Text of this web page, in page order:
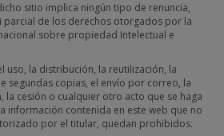
sitio implica ningún tipo de renuncia,
parcial de los derechos otorgados por la
sobre propiedad Intelectual e
uso, la distribución, la reutilización, la
segundas copias, el envío por correo, la
la cesión o cualquier otro acto que se haga
información contenida en este web que no
por el titular, quedan prohibidos.